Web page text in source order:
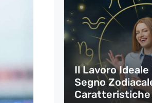
Il Lavoro Ideale
Segno
Caratteristiche